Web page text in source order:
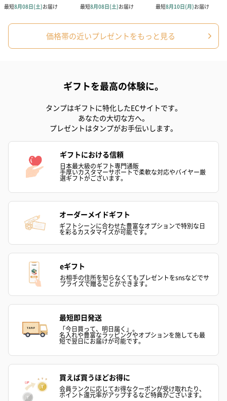
価格帯の近いプレゼントをもっと見る
ギフトを最高の体験に。
タンプはギフトに特化したECサイトです。
あなたの大切な方へ。
プレゼントはタンプがお手伝いします。
ギフトにおける信頼
日本最大級のギフト専門通販
手厚いカスタマーサポートで柔軟な対応やバイヤー厳
選ギフトがございます。
オーダーメイドギフト
ギフトシーンに合わせた豊富なオプションで特別な日
を彩るカスタマイズが可能です。
eギフト
お相手の住所を知らなくてもプレゼントをsnsなどでサ
プライズで贈ることができます。
最短即日発送
「今日買って、明日届く」。
名入れや豊富なラッピングやオプションを施しても最
短で翌日にお届けが可能です。
買えば買うほどお得に
会員ランクに応じてお得なクーポンが受け取れたり、
ポイント還元率がアップするなど特典がございます。